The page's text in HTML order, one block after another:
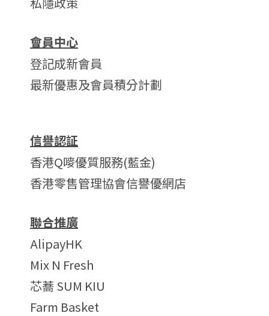
會員中心
登記成新會員
最新優惠及會員積分計劃
信譽認証
香港Q嘜優質服務(藍金)
香港零售管理協會信譽優網店
聯合推廣
AlipayHK
Mix N Fresh
芯蕎 SUM KIU
Farm Basket